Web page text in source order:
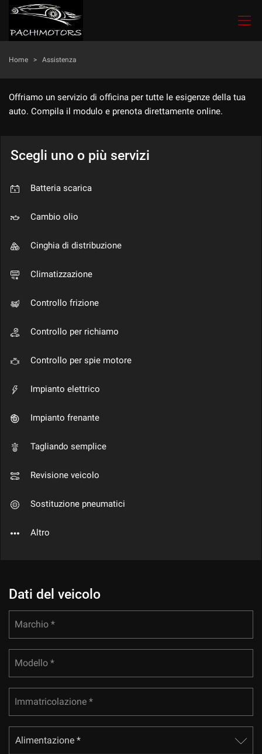
HOME
LAVAGGIO E LUCIDATURA
CONTATTI
NEWS
Home > Assistenza
Offriamo un servizio di officina per tutte le esigenze della tua
auto. Compila il modulo e prenota direttamente online.
Scegli uno o più servizi
Batteria scarica
Cambio olio
Cinghia di distribuzione
Climatizzazione
Controllo frizione
Controllo per richiamo
Controllo per spie motore
Impianto elettrico
Impianto frenante
Tagliando semplice
Revisione veicolo
Sostituzione pneumatici
Altro
Dati del veicolo
Marchio *
Modello *
Immatricolazione *
tue
preferenze
di
Il
seguente
pannello
di
esprimere
tue
preferenze
consenso
tecnologie
che
per
funzionalità
svolgere
attività
di
descritte.
ottenere
maggiori
sull'utilità
sul
funzionamento
questi
rimanda
cookie
policy.
Puoi
rivedere
e
modificare
le
tue
qualsiasi
momento.